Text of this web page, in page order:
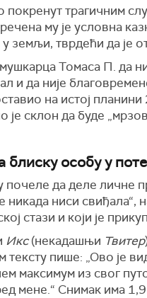
трагичним
му је условна
у земљи, тврдећи да
Томаса П. да
и да није
на истој
је склон да буде
блиску особу у
да деле личне
ниси свиђала“,
стази и који је
Икс(некадашњи Твитер
пише: „Ово је
максимум из свог
мене.“ Снимак има